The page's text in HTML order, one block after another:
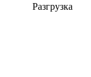
Разгрузка